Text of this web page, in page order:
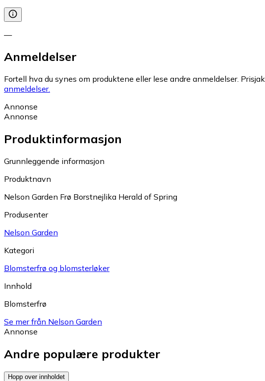
—
Anmeldelser
Fortell hva du synes om produktene eller lese andre anmeldelser.
anmeldelser.
Annonse
Annonse
Produktinformasjon
Grunnleggende informasjon
Produktnavn
Nelson Garden Frø Borstnejlika Herald of Spring
Produsenter
Nelson Garden
Kategori
Blomsterfrø og blomsterløker
Innhold
Blomsterfrø
Se mer från Nelson Garden
Annonse
Andre populære produkter
Hopp over innholdet